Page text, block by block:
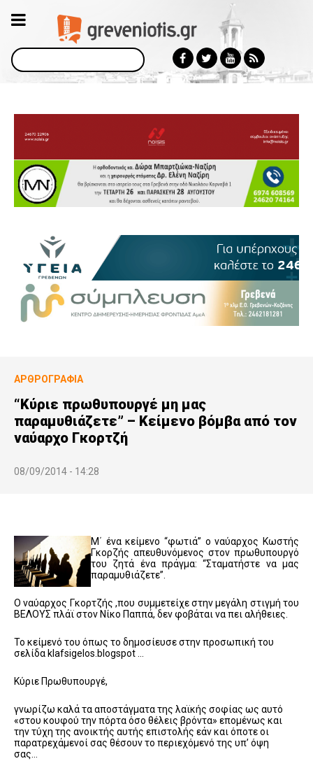
Αναζήτηση
ΑΡΘΡΟΓΡΑΦΊΑ
“Κύριε πρωθυπουργέ μη μας
παραμυθιάζετε” – Κείμενο βόμβα από τον
ναύαρχο Γκορτζή
08/09/2014 - 14:28
Μ΄ ένα κείμενο “φωτιά” ο ναύαρχος Κωστής
Γκορζής απευθυνόμενος στον πρωθυπουργό
του ζητά ένα πράγμα: “Σταματήστε να μας
παραμυθιάζετε”.
Ο ναύαρχος Γκορτζής ,που συμμετείχε στην μεγάλη στιγμή του
ΒΕΛΟΥΣ πλάϊ στον Νίκο Παππά, δεν φοβάται να πει αλήθειες.
Το κείμενό του όπως το δημοσίευσε στην προσωπική του
σελίδα klafsigelos.blogspot …
Κύριε Πρωθυπουργέ,
γνωρίζω καλά τα αποστάγματα της λαϊκής σοφίας ως αυτό
«στου κουφού την πόρτα όσο θέλεις βρόντα» επομένως και
την τύχη της ανοικτής αυτής επιστολής εάν και όποτε οι
παρατρεχάμενοί σας θέσουν το περιεχόμενό της υπ’ όψη
σας…